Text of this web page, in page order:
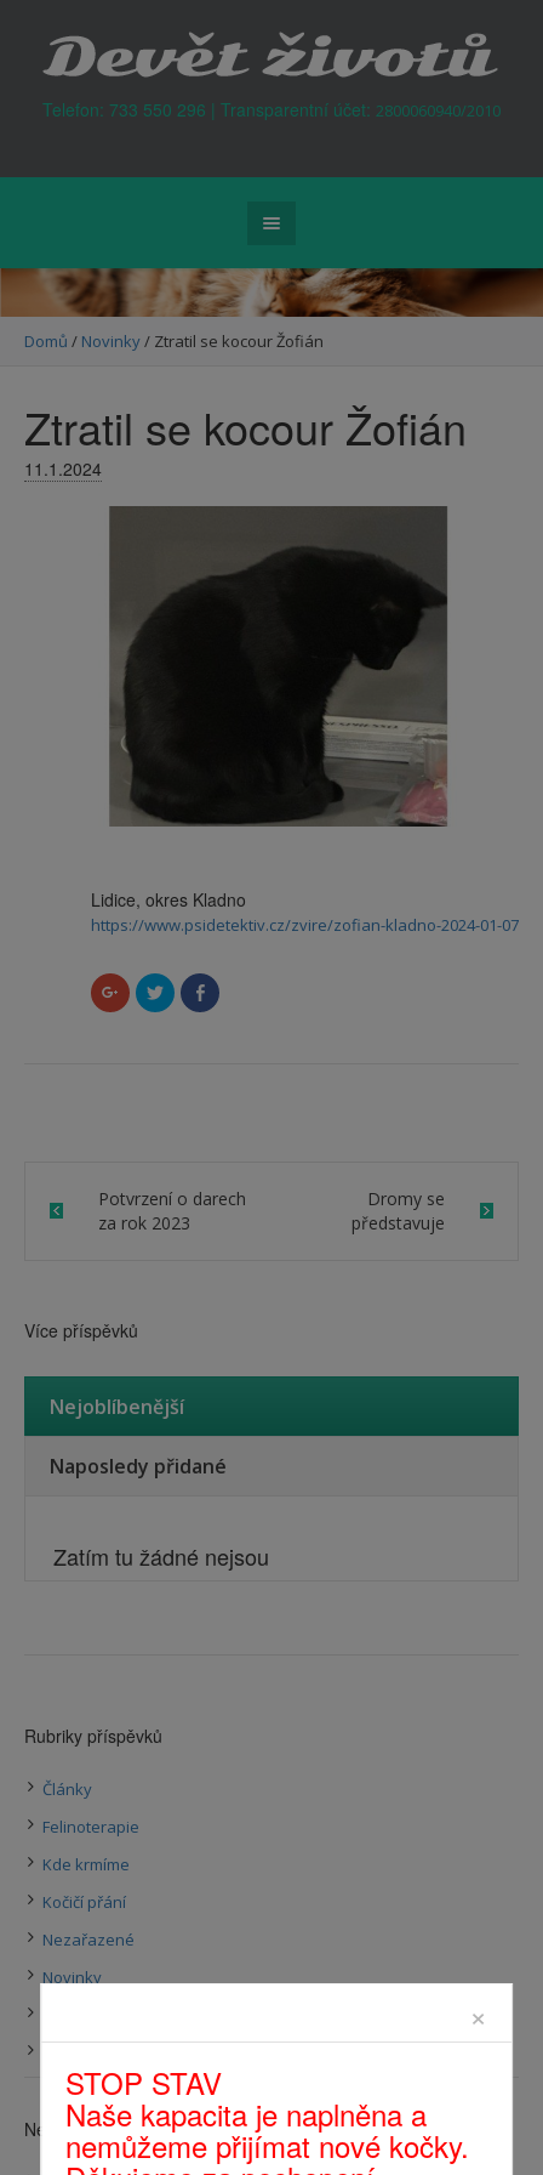
Telefon: 733 550 296 | Transparentní účet: 2800060940/2010
Domů / Novinky/ Ztratil se kocour Žofián
Ztratil se kocour Žofián
11.1.2024
Lidice, okres Kladno
https://www.psidetektiv.cz/zvire/zofian-kladno-2024-01-07
Sdílet
na
Google+
Sdílet
na
Twitteru
Click
to
Potvrzení o darech
za rok 2023
Dromy se
představuje
Více příspěvků
Nejoblíbenější
Naposledy přidané
Zatím tu žádné nejsou
Rubriky příspěvků
Články
Felinoterapie
Kde krmíme
Kočičí přání
Nezařazené
Novinky
Nejnovější příspěvky
×
STOP STAV
Naše kapacita je naplněna a
nemůžeme přijímat nové kočky.